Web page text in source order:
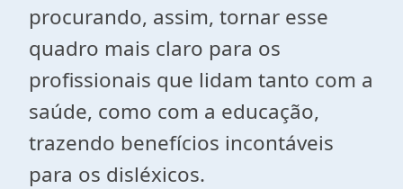
procurando, assim, tornar esse
quadro mais claro para os
profissionais que lidam tanto com a
saúde, como com a educação,
trazendo benefícios incontáveis
para os disléxicos.